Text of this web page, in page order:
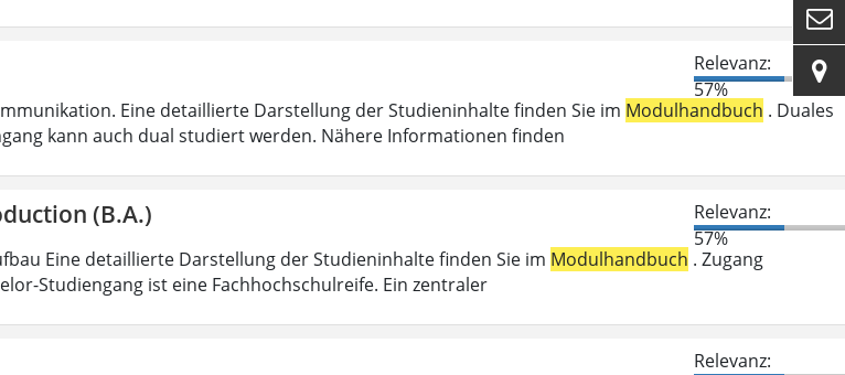
Relevanz:
57%
Eine detaillierte Darstellung der Studieninhalte finden Sie im Modulhandbuch . Duales
kann auch dual studiert werden. Nähere Informationen finden
(B.A.)
Relevanz:
57%
Eine detaillierte Darstellung der Studieninhalte finden Sie im Modulhandbuch . Zugang
Studiengang ist eine Fachhochschulreife. Ein zentraler
Relevanz:

